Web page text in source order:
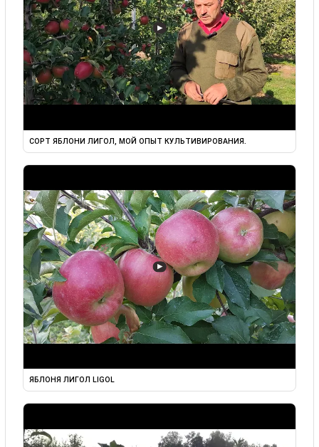
▶
СОРТ ЯБЛОНИ ЛИГОЛ, МОЙ ОПЫТ КУЛЬТИВИРОВАНИЯ.
▶
ЯБЛОНЯ ЛИГОЛ LIGOL